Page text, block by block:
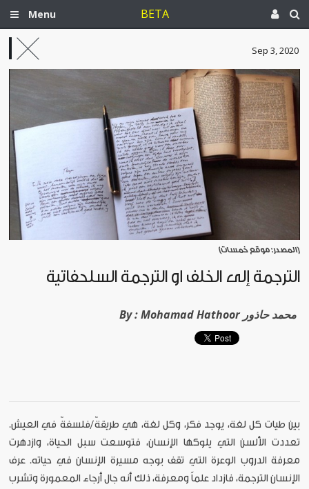
Menu BETA
Sep 3, 2020
[المصدر: موقع خمسات]
الترجمة إلى الخلف أو الترجمة السلحفاتية
By : Mohamad Hathoor محمد حاذور
بين طيات كل لغة، يوجد فكر، وكل لغة، هي طريقةٌ/فلسفةٌ في العيش.
تعددت الألسن التي يلوكها الإنسان، فتوسعت سبل الحياة، وازدهرت
معرفة الدروب الوعرة التي تقف بوجه مسيرة الإنسان في حياته. عرف
الإنسان الترجمة، فازداد علماً ومعرفة، ذلك أنه جال أرجاء المعمورة وتشرب